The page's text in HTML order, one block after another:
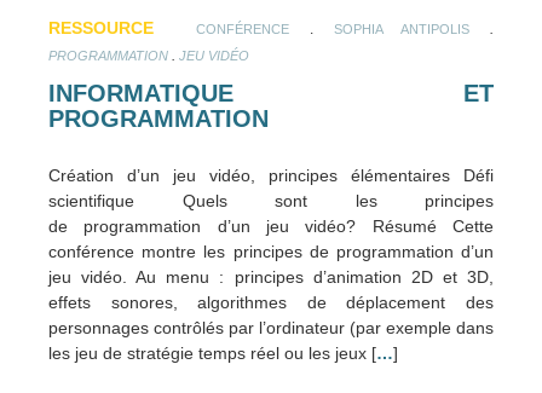
RESSOURCE CONFÉRENCE SOPHIA ANTIPOLIS
PROGRAMMATION JEU VIDÉO
INFORMATIQUE ET
PROGRAMMATION
Création d’un jeu vidéo, principes élémentaires Défi
scientifique Quels sont les principes
de programmation d’un jeu vidéo? Résumé Cette
conférence montre les principes de programmation d’un
jeu vidéo. Au menu : principes d’animation 2D et 3D,
effets sonores, algorithmes de déplacement des
personnages contrôlés par l’ordinateur (par exemple dans
les jeu de stratégie temps réel ou les jeux […]